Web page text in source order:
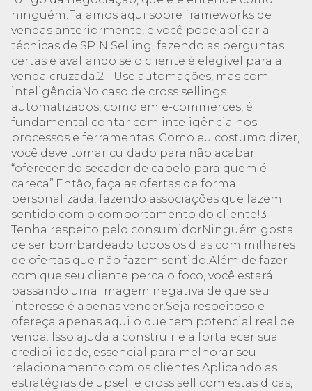
ninguém.Falamos aqui sobre frameworks de
vendas anteriormente, e você pode aplicar a
técnicas de SPIN Selling, fazendo as perguntas
certas e avaliando se o cliente é elegível para a
venda cruzada.2 - Use automações, mas com
inteligênciaNo caso de cross sellings
automatizados, como em e-commerces, é
fundamental contar com inteligência nos
processos e ferramentas. Como eu costumo dizer,
você deve tomar cuidado para não acabar
“oferecendo secador de cabelo para quem é
careca”.Então, faça as ofertas de forma
personalizada, fazendo associações que fazem
sentido com o comportamento do cliente!3 -
Tenha respeito pelo consumidorNinguém gosta
de ser bombardeado todos os dias com milhares
de ofertas que não fazem sentido.Além de fazer
com que seu cliente perca o foco, você estará
passando uma imagem negativa de que seu
interesse é apenas vender.Seja respeitoso e
ofereça apenas aquilo que tem potencial real de
venda. Isso ajuda a construir e a fortalecer sua
credibilidade, essencial para melhorar seu
relacionamento com os clientes.Aplicando as
estratégias de upsell e cross sell com estas dicas,